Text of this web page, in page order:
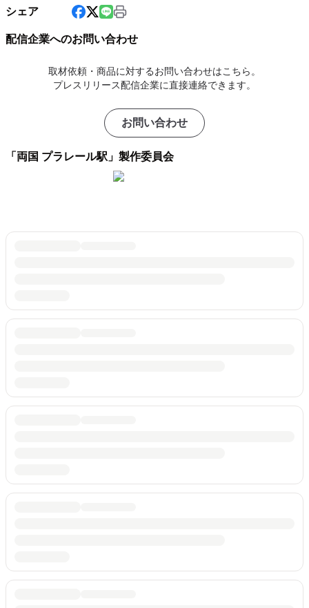
シェア
配信企業へのお問い合わせ
取材依頼・商品に対するお問い合わせはこちら。
プレスリリース配信企業に直接連絡できます。
お問い合わせ
「両国 プラレール駅」製作委員会